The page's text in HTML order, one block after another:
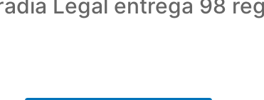
Legal entrega 98